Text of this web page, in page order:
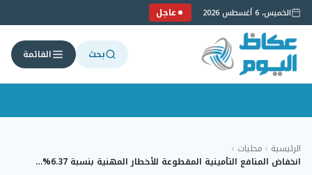
الخميس، 6 أغسطس 2026 عاجل
بحث القائمة
إلى
المحتوى
الرئيسية › محليات ›
انخفاض المنافع التأمينية المقطوعة للأخطار المهنية بنسبة 6.37%…